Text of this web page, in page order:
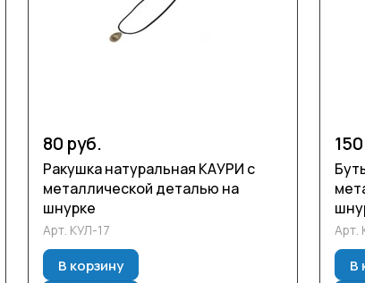
80 руб.
Ракушка натуральная КАУРИ с
металлической деталью на
шнурке
Арт. КУЛ-17
В корзину
Арт.
В